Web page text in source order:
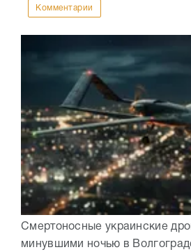
Комментарии
Смертоносные украинские
минувшими ночью в